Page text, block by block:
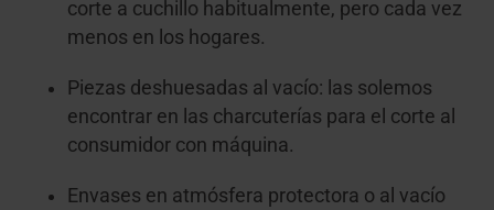
corte a cuchillo habitualmente, pero cada vez
menos en los hogares.
Piezas deshuesadas al vacío: las solemos
encontrar en las charcuterías para el corte al
consumidor con máquina.
Envases en atmósfera protectora o al vacío